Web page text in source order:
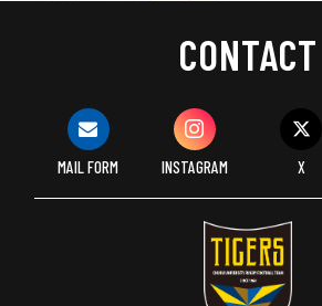
CONTACT
MAIL FORM INSTAGRAM X